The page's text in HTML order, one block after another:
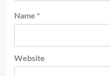
Name *
Website